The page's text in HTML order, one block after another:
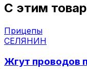
С этим
Прицепы
СЕЛЯНИН
Жгут проводов